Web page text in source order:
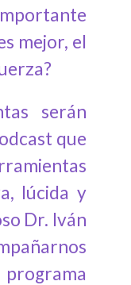
mejor, el
serán
que
lúcida y
Dr. Iván